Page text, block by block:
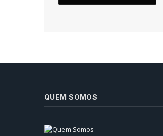
QUEM SOMOS